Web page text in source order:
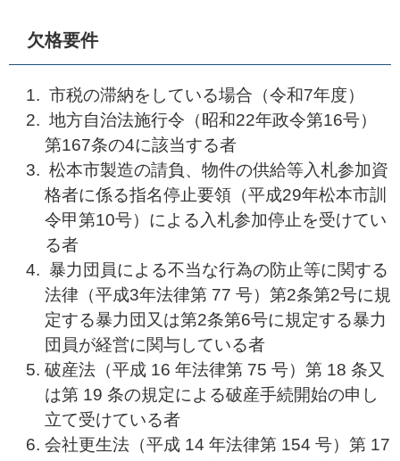
欠格要件
市税の滞納をしている場合（令和7年度）
地方自治法施行令（昭和22年政令第16号）
第167条の4に該当する者
松本市製造の請負、物件の供給等入札参加資
格者に係る指名停止要領（平成29年松本市訓
令甲第10号）による入札参加停止を受けてい
る者
暴力団員による不当な行為の防止等に関する
法律（平成3年法律第 77 号）第2条第2号に規
定する暴力団又は第2条第6号に規定する暴力
団員が経営に関与している者
破産法（平成 16 年法律第 75 号）第 18 条又
は第 19 条の規定による破産手続開始の申し
立て受けている者
会社更生法（平成 14 年法律第 154 号）第 17